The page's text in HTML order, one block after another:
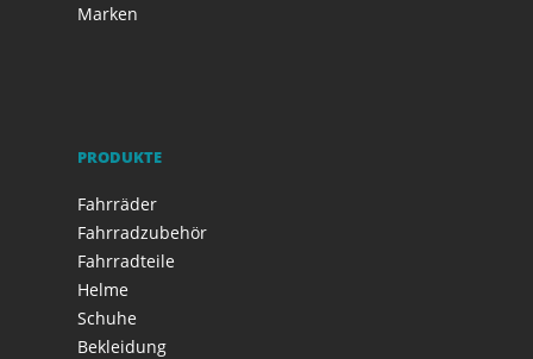
Marken
PRODUKTE
Fahrräder
Fahrradzubehör
Fahrradteile
Helme
Schuhe
Bekleidung